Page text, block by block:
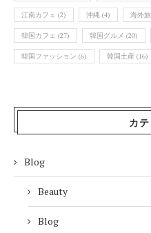
江南カフェ (2) 沖縄 (4) 海外
韓国カフェ (27) 韓国グルメ (20)
韓国ファッション (6) 韓国土産 (16)
カ
Blog
Beauty
Blog